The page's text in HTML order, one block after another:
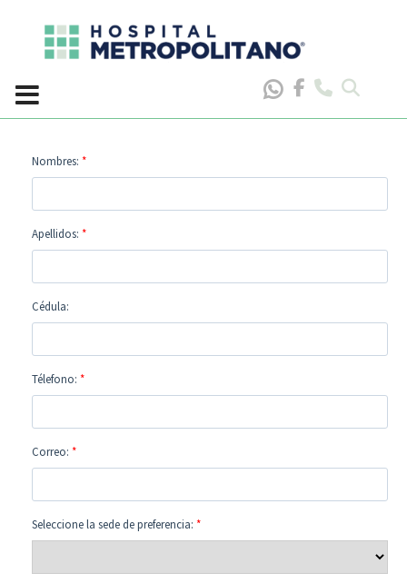
content
Nombres: *
Apellidos: *
Cédula:
Télefono: *
Correo: *
Seleccione la sede de preferencia: *